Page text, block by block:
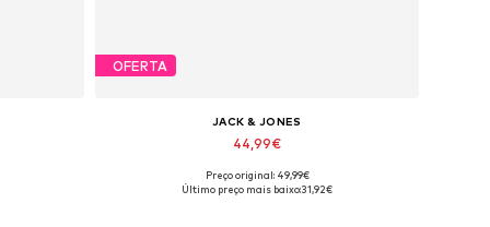
OFERTA
JACK & JONES
44,99€
Tamanhos disponíveis: 41, 42, 43, 44, 45
Preço original: 49,99€
Último preço mais baixo:31,92€